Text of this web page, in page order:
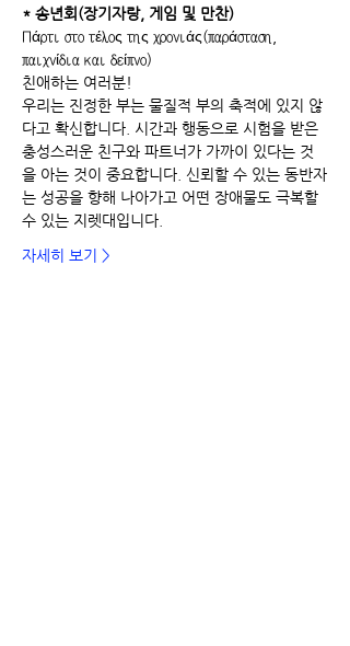
* 송년회(장기자랑, 게임 및 만찬)
Πάρτι στο τέλος της χρονιάς(παράσταση,
παιχνίδια και δείπνο)
친애하는 여러분!
우리는 진정한 부는 물질적 부의 축적에 있지 않
다고 확신합니다. 시간과 행동으로 시험을 받은
충성스러운 친구와 파트너가 가까이 있다는 것
을 아는 것이 중요합니다. 신뢰할 수 있는 동반자
는 성공을 향해 나아가고 어떤 장애물도 극복할
수 있는 지렛대입니다.
자세히 보기 >